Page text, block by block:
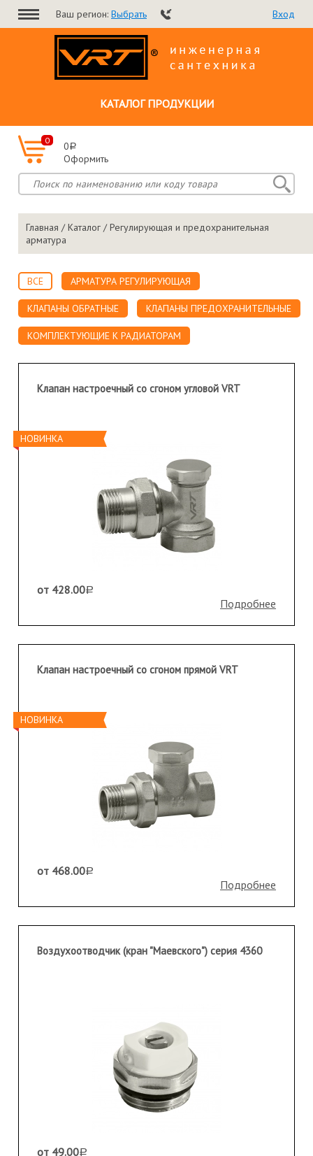
Ваш регион: Выбрать Вход
КАТАЛОГ ПРОДУКЦИИ
0 0a
Оформить
Главная /Каталог / Регулирующая и предохранительная
арматура
ВСЕ АРМАТУРА РЕГУЛИРУЮЩАЯ
КЛАПАНЫ ОБРАТНЫЕ КЛАПАНЫ ПРЕДОХРАНИТЕЛЬНЫЕ
КОМПЛЕКТУЮЩИЕ К РАДИАТОРАМ
Клапан настроечный со сгоном угловой VRT
от 428.00a
Подробнее
НОВИНКА
Клапан настроечный со сгоном прямой VRT
от 468.00a
Подробнее
НОВИНКА
Воздухоотводчик (кран "Маевского") серия 4360
от 49.00a